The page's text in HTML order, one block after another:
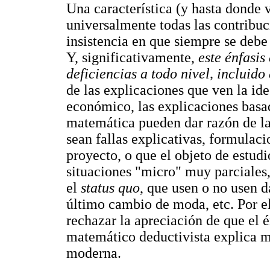
Una característica (y hasta donde
universalmente todas las
insistencia en que siempre se
Y, significativamente, este
deficiencias a todo nivel,
de las explicaciones que ven la
económico, las explicaciones
matemática pueden dar razón de
sean fallas explicativas,
proyecto, o que el objeto de
situaciones "micro" muy
el status quo, que usen o no usen
último cambio de moda, etc. Por
rechazar la apreciación de que el
matemático deductivista explica
moderna.